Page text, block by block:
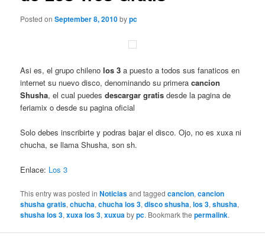
Posted onSeptember 8, 2010bypc
Asi es, el grupo chilenolos 3 a puesto a todos sus fanaticos en
internet su nuevo disco, denominando su primeracancion
Shusha, el cual puedesdescargar gratis desde la pagina de
feriamix o desde su pagina oficial
Solo debes inscribirte y podras bajar el disco. Ojo, no es xuxa ni
chucha, se llama Shusha, son sh.
Enlace: Los 3
This entry was posted inNoticiasand taggedcancion,cancion
shusha gratis,chucha,chucha los 3,disco shusha,los 3,shusha,
shusha los 3,xuxa los 3,xuxuabypc. Bookmark thepermalink.